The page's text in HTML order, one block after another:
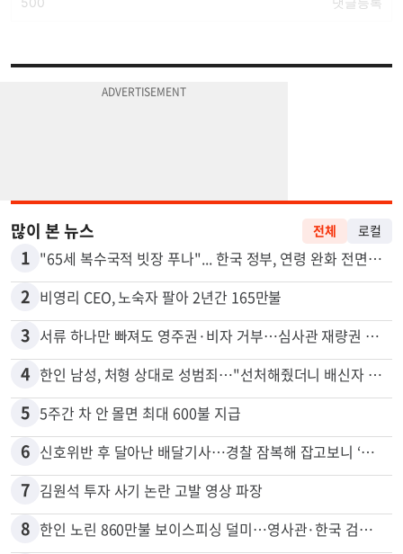
많이 본 뉴스 전체 로컬
1 "65세 복수국적 빗장 푸나"... 한국 정부, 연령 완화 전면 추진
2 비영리 CEO, 노숙자 팔아 2년간 165만불
3 서류 하나만 빠져도 영주권·비자 거부…심사관 재량권 대폭 확대
4 한인 남성, 처형 상대로 성범죄…"선처해줬더니 배신자 취급"
5 5주간 차 안 몰면 최대 600불 지급
6 신호위반 후 달아난 배달기사…경찰 잠복해 잡고보니 ‘반전’
7 김원석 투자 사기 논란 고발 영상 파장
8 한인 노린 860만불 보이스피싱 덜미…영사관·한국 검찰 사칭